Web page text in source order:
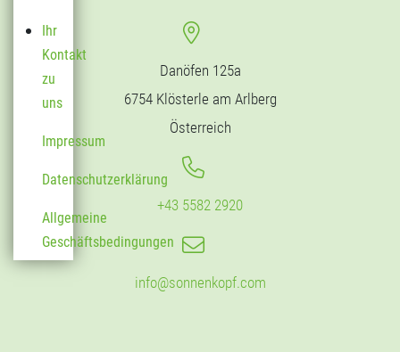
Ihr
Kontakt
zu
uns
Impressum
Datenschutzerklärung
Allgemeine
Geschäftsbedingungen
Danöfen 125a
6754 Klösterle am Arlberg
Österreich
+43 5582 2920
info@sonnenkopf.com